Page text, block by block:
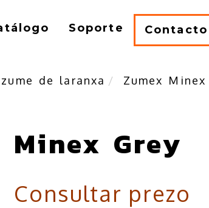
Soporte Contacto
de laranxa
Zumex Minex
Minex Grey
Consultar prezo